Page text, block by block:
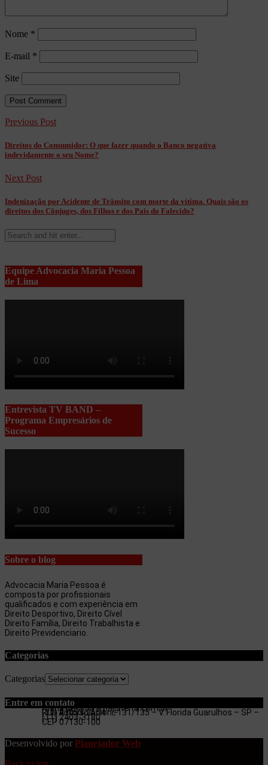
Nome *
E-mail *
Site
Previous Post
Direitos do Consumidor: O que fazer quando o Banco negativa
indevidamente o seu Nome?
Next Post
Indenização por Acidente de Trânsito com morte da vítima. Quais são os
direitos dos Cônjuges, dos Filhos e dos Pais do Falecido?
Equipe Advocacia Maria Pessoa
de Lima
Entrevista TV BAND –
Programa Empresários de
Sucesso
Sobre o blog
Advocacia Maria Pessoa é
composta por profissionais
qualificados e com experiência em
Direito Desportivo, Direito Cível
Direito Família, Direito Trabalhista e
Direito Previdenciario.
Categorias
Categorias
Entre em contato
Rua Antonio Artoni, 131/135 – V. Florida Guarulhos – SP –
CEP 07130-100
(11) 2403-3180
(11) 97053-3654
maria.pessoa.lima@terra.com.br
Desenvolvido por Planejador Web